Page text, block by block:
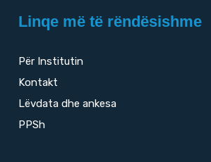
Linqe më të rëndësishme
Për Institutin
Kontakt
Lëvdata dhe ankesa
PPSh